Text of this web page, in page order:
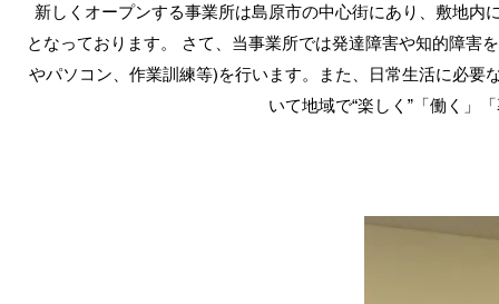
新しくオープンする事業所は島原市の中心街にあり、敷地
となっております。 さて、当事業所では発達障害や知的障害
やパソコン、作業訓練等)を行います。また、日常生活に必
いて地域で“楽しく”「働く」